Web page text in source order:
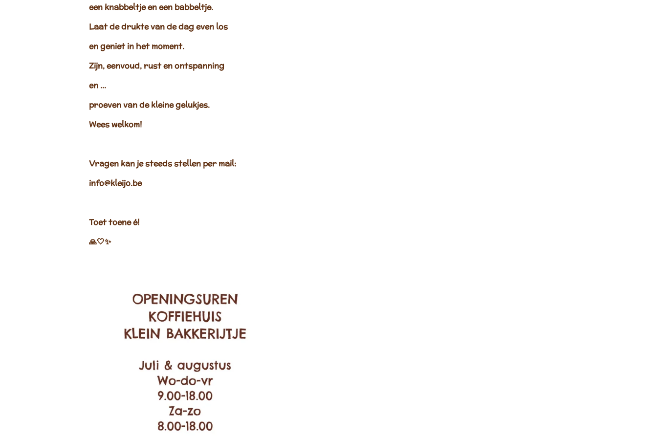
een knabbeltjeen een babbeltje.
Laat de drukte van de dag even los
en geniet in het moment.
Zijn, eenvoud, rust en ontspanning
en ...
proeven van de kleine gelukjes.
Wees welkom!
Vragen kan je steeds stellen per mail:
info@kleijo.be
Toet toene é!
🙏🤍✨